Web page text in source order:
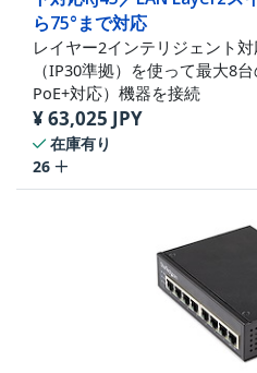
ら75°まで対応
レイヤー2インテリジェント
（IP30準拠）を使って最大8
PoE+対応）機器を接続
¥63,025 JPY
在庫有り
26